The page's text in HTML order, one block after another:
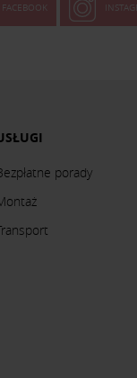
FACEBOOK
porady